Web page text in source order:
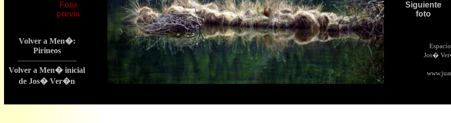
Foto
previa
Siguiente
foto
Volver a Men�:
Pirineos
---------------------------------------
Volver a Men� inicial
de Jos� Ver�n
Jos�